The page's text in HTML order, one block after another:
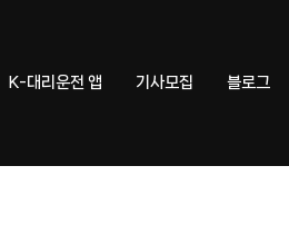
K-대리운전 앱 기사모집 블로그